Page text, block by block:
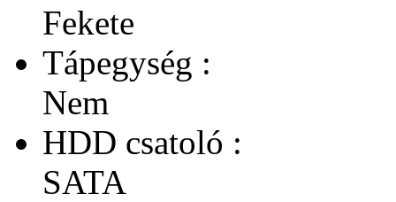
Fekete
Tápegység :
Nem
HDD csatoló :
SATA